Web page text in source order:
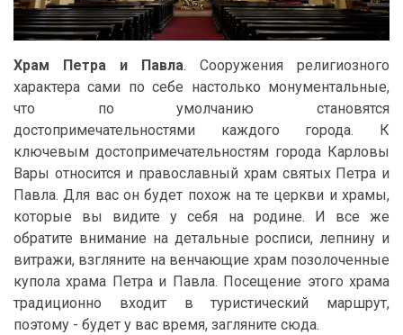
Храм Петра и Павла. Сооружения религиозного
характера сами по себе настолько монументальные,
что по умолчанию становятся
достопримечательностями каждого города. К
ключевым достопримечательностям города Карловы
Вары относится и православный храм святых Петра и
Павла. Для вас он будет похож на те церкви и храмы,
которые вы видите у себя на родине. И все же
обратите внимание на детальные росписи, лепнину и
витражи, взгляните на венчающие храм позолоченные
купола храма Петра и Павла. Посещение этого храма
традиционно входит в туристический маршрут,
поэтому - будет у вас время, загляните сюда.